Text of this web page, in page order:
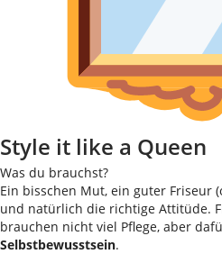
Style it like a Queen
Was du brauchst?
Ein bisschen Mut, ein guter Friseur
und natürlich die richtige Attitüde.
brauchen nicht viel Pflege, aber
Selbstbewusstsein.